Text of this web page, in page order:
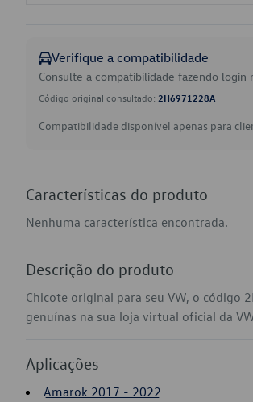
Verifique a compatibilidade
Consulte a compatibilidade fazendo login
Código original consultado: 2H6971228A
Compatibilidade disponível apenas para
Características do produto
Nenhuma característica encontrada.
Descrição do produto
Chicote original para seu VW, o código
genuínas na sua loja virtual oficial da
Aplicações
Amarok 2017 - 2022